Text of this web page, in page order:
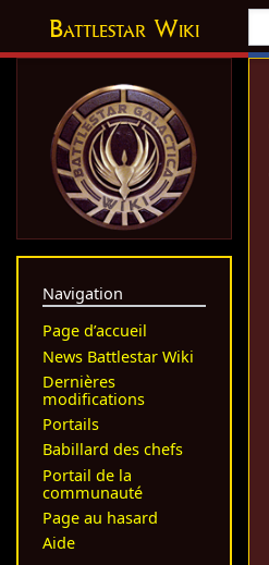
Battlestar Wiki
Navigation
Page d’accueil
News Battlestar Wiki
Dernières
modifications
Portails
Babillard des chefs
Portail de la
communauté
Page au hasard
Aide